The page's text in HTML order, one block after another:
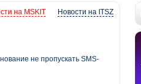
Новости на ITSZ
на MSKIT
не пропускать SMS-